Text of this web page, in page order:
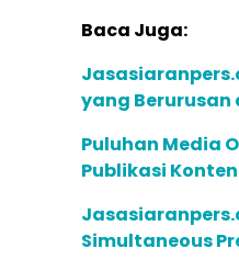
Baca Juga:
yang Berurusan
Puluhan Media
Publikasi
Simultaneous